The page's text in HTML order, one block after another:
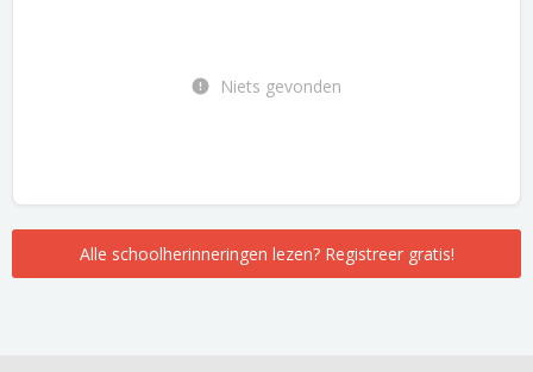
Niets gevonden
Alle schoolherinneringen lezen? Registreer gratis!